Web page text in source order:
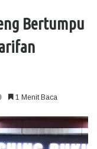
Bertumpu
1 Menit Baca